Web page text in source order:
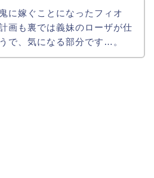
に嫁ぐことになったフィオ
画も裏では義妹のローザが仕
で、気になる部分です…。